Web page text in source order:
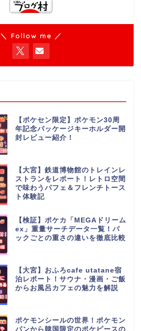
＼ Follow me ／
【ポケセン限定】ポケモン30周
年記念パッケージキーホルダー開
封レビュー紹介！
【大宮】鉄道博物館のトレインレ
ストランをレポート！レトロ空間
で味わうパフェ＆フレンチトース
ト体験記
【検証】ポケカ「MEGAドリーム
ex」重量サーチデータ一覧！パ
ックごとの重さの違いを徹底比較
【大宮】おふろcafe utatane宿
泊レポート！サウナ・漫画・ご飯
からお風呂カフェの魅力を解説
ポケモンシールの世界！ポケモン
パンから韓国限定のポケピースの